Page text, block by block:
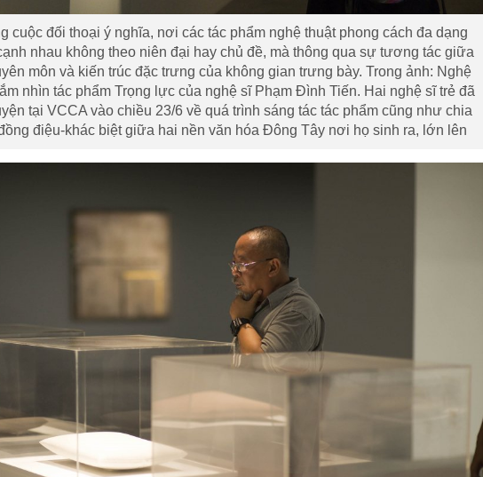
cuộc đối thoại ý nghĩa, nơi các tác phẩm nghệ thuật phong cách đa dạng
nhau không theo niên đại hay chủ đề, mà thông qua sự tương tác giữa
môn và kiến trúc đặc trưng của không gian trưng bày. Trong ảnh: Nghệ
nhìn tác phẩm Trọng lực của nghệ sĩ Phạm Đình Tiến. Hai nghệ sĩ trẻ đã
tại VCCA vào chiều 23/6 về quá trình sáng tác tác phẩm cũng như chia
điệu-khác biệt giữa hai nền văn hóa Đông Tây nơi họ sinh ra, lớn lên